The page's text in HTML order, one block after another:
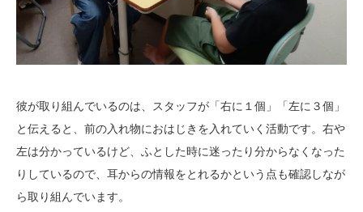
彼が取り組んでいるのは、スタッフが「右に１個」「左に３個」
と伝えると、前の入れ物におはじきを入れていく活動です。右や
左は分かっているけど、ふとした時に迷ったり分からなくなった
りしているので、耳からの情報をとれるかという点も確認しなが
ら取り組んでいます。